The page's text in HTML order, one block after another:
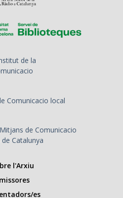
l'Arxiu
es